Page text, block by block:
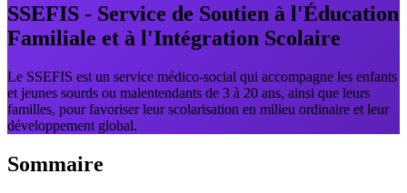
SSEFIS - Service de Soutien à l'Éducation
Familiale et à l'Intégration Scolaire
Le SSEFIS est un service médico-social qui accompagne les enfants
et jeunes sourds ou malentendants de 3 à 20 ans, ainsi que leurs
familles, pour favoriser leur scolarisation en milieu ordinaire et leur
développement global.
Sommaire